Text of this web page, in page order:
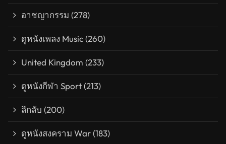
อาชญากรรม (278)
ดูหนังเพลง Music(260)
United Kingdom (233)
ดูหนังกีฬา Sport(213)
ลึกลับ (200)
ดูหนังสงคราม War(183)